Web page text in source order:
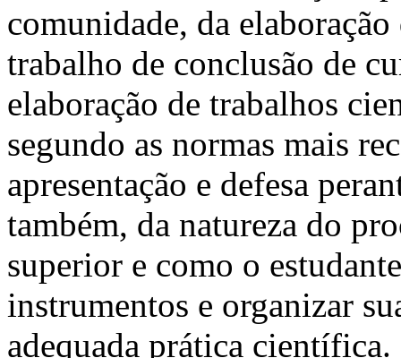
comunidade, da
trabalho de conclusão de
elaboração de trabalhos
segundo as normas mais
apresentação e defesa
também, da natureza do
superior e como o
instrumentos e organizar
adequada prática